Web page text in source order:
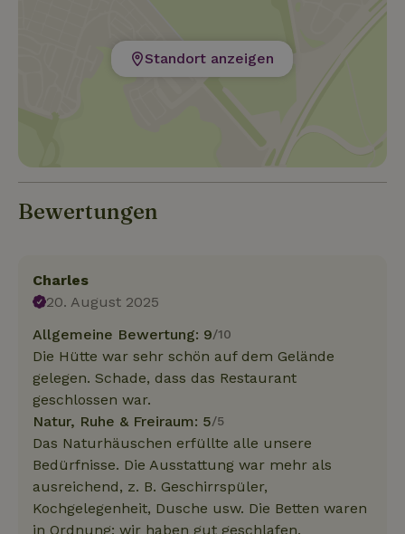
Standort anzeigen
Bewertungen
Charles
20. August 2025
Allgemeine Bewertung: 9/10
Die Hütte war sehr schön auf dem Gelände
gelegen. Schade, dass das Restaurant
geschlossen war.
Natur, Ruhe & Freiraum: 5/5
Das Naturhäuschen erfüllte alle unsere
Bedürfnisse. Die Ausstattung war mehr als
ausreichend, z. B. Geschirrspüler,
Kochgelegenheit, Dusche usw. Die Betten waren
in Ordnung; wir haben gut geschlafen.